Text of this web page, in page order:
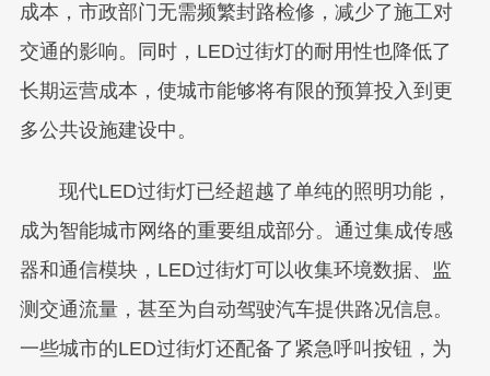
成本，市政部门无需频繁封路检修，减少了施工对
交通的影响。同时，LED过街灯的耐用性也降低了
长期运营成本，使城市能够将有限的预算投入到更
多公共设施建设中。
现代LED过街灯已经超越了单纯的照明功能，
成为智能城市网络的重要组成部分。通过集成传感
器和通信模块，LED过街灯可以收集环境数据、监
测交通流量，甚至为自动驾驶汽车提供路况信息。
一些城市的LED过街灯还配备了紧急呼叫按钮，为